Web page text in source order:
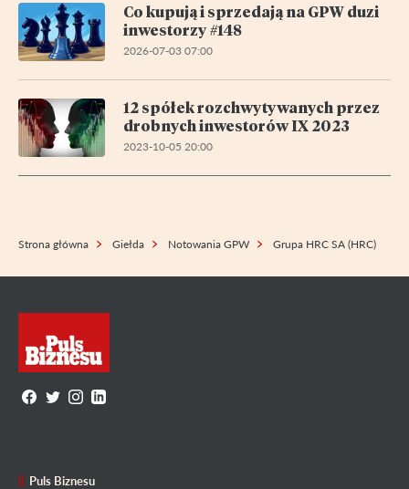
Co kupują i sprzedają na GPW duzi
inwestorzy #148
2026-07-03 07:00
12 spółek rozchwytywanych przez
drobnych inwestorów IX 2023
2023-10-05 20:00
Strona główna Giełda Notowania GPW Grupa HRC SA (HRC)
Puls Biznesu